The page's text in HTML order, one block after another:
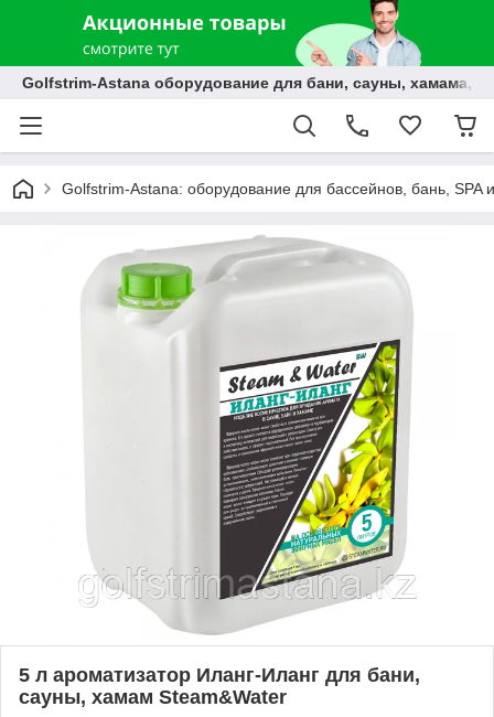
Golfstrim-Astana оборудование для бани, сауны, хамама,
Golfstrim-Astana: оборудование для бассейнов, бань, SPA
5 л ароматизатор Иланг-Иланг для бани,
сауны, хамам Steam&Water